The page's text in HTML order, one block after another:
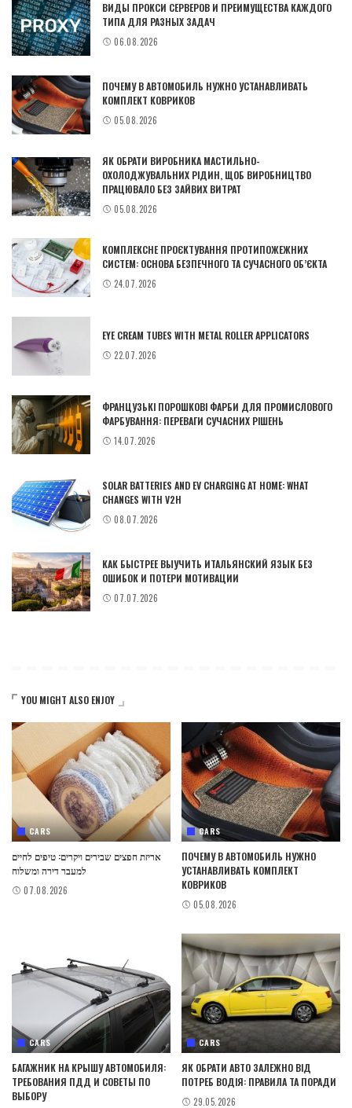
ВИДЫ ПРОКСИ СЕРВЕРОВ И ПРЕИМУЩЕСТВА КАЖДОГО
ТИПА ДЛЯ РАЗНЫХ ЗАДАЧ
06.08.2026
ПОЧЕМУ В АВТОМОБИЛЬ НУЖНО УСТАНАВЛИВАТЬ
КОМПЛЕКТ КОВРИКОВ
05.08.2026
ЯК ОБРАТИ ВИРОБНИКА МАСТИЛЬНО-
ОХОЛОДЖУВАЛЬНИХ РІДИН, ЩОБ ВИРОБНИЦТВО
ПРАЦЮВАЛО БЕЗ ЗАЙВИХ ВИТРАТ
05.08.2026
КОМПЛЕКСНЕ ПРОЄКТУВАННЯ ПРОТИПОЖЕЖНИХ
СИСТЕМ: ОСНОВА БЕЗПЕЧНОГО ТА СУЧАСНОГО ОБ’ЄКТА
24.07.2026
EYE CREAM TUBES WITH METAL ROLLER APPLICATORS
22.07.2026
ФРАНЦУЗЬКІ ПОРОШКОВІ ФАРБИ ДЛЯ ПРОМИСЛОВОГО
ФАРБУВАННЯ: ПЕРЕВАГИ СУЧАСНИХ РІШЕНЬ
14.07.2026
SOLAR BATTERIES AND EV CHARGING AT HOME: WHAT
CHANGES WITH V2H
08.07.2026
КАК БЫСТРЕЕ ВЫУЧИТЬ ИТАЛЬЯНСКИЙ ЯЗЫК БЕЗ
ОШИБОК И ПОТЕРИ МОТИВАЦИИ
07.07.2026
YOU MIGHT ALSO ENJOY
CARS
אריזת חפצים שבירים ויקרים: טיפים לחיים
למעבר דירה ומשלוח
07.08.2026
CARS
ПОЧЕМУ В АВТОМОБИЛЬ НУЖНО
УСТАНАВЛИВАТЬ КОМПЛЕКТ
КОВРИКОВ
05.08.2026
CARS
БАГАЖНИК НА КРЫШУ АВТОМОБИЛЯ:
ТРЕБОВАНИЯ ПДД И СОВЕТЫ ПО
ВЫБОРУ
CARS
ЯК ОБРАТИ АВТО ЗАЛЕЖНО ВІД
ПОТРЕБ ВОДІЯ: ПРАВИЛА ТА ПОРАДИ
29.05.2026